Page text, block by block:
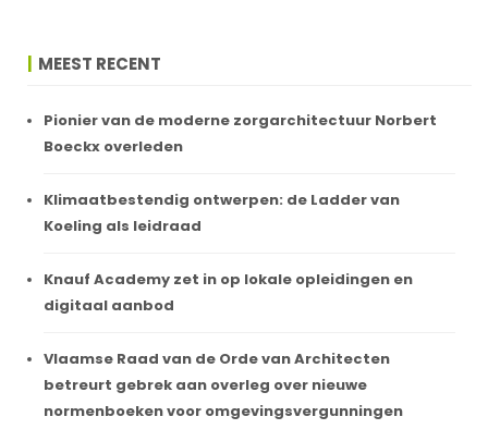
MEEST RECENT
Pionier van de moderne zorgarchitectuur Norbert
Boeckx overleden
Klimaatbestendig ontwerpen: de Ladder van
Koeling als leidraad
Knauf Academy zet in op lokale opleidingen en
digitaal aanbod
Vlaamse Raad van de Orde van Architecten
betreurt gebrek aan overleg over nieuwe
normenboeken voor omgevingsvergunningen